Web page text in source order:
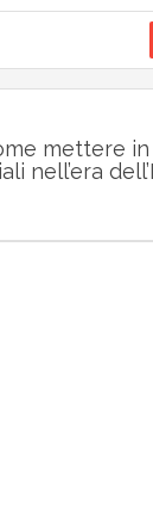
mettere
nell’era